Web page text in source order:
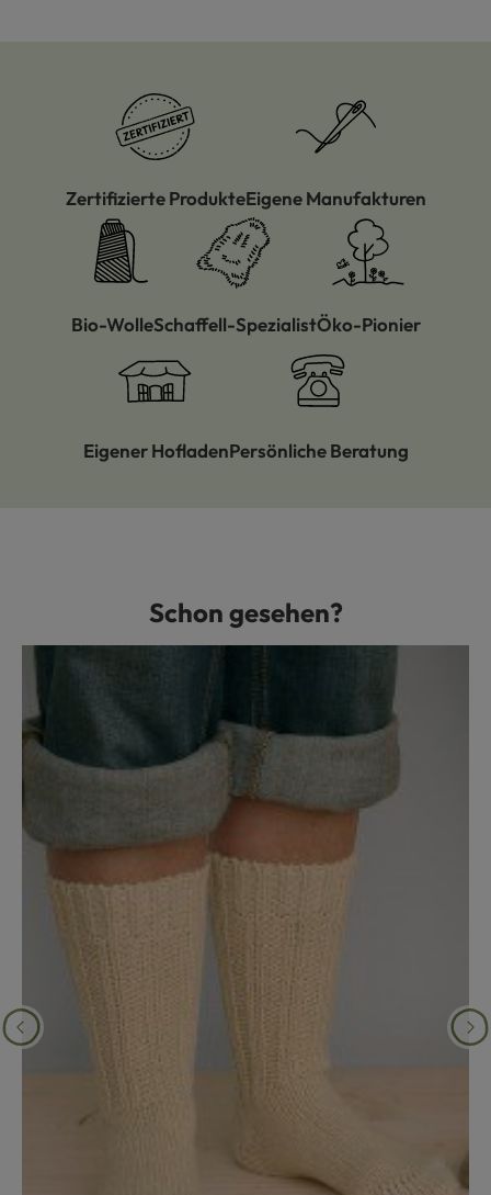
Zertifizierte ProdukteEigene Manufakturen
Bio-WolleSchaffell-SpezialistÖko-Pionier
Eigener HofladenPersönliche Beratung
Produktgalerie überspringenSchon gesehen?